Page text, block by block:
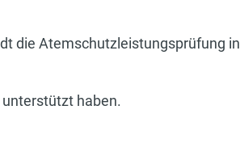
die Atemschutzleistungsprüfung in
unterstützt haben.